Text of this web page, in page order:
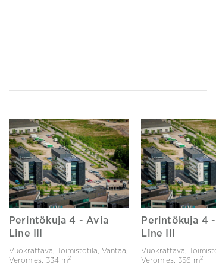
Perintökuja 4 - Avia
Line III
Vuokrattava, Toimistotila, Vantaa,
Veromies, 334 m2
Perintökuja 4
Line III
Vuokrattava,
Veromies, 356 m2